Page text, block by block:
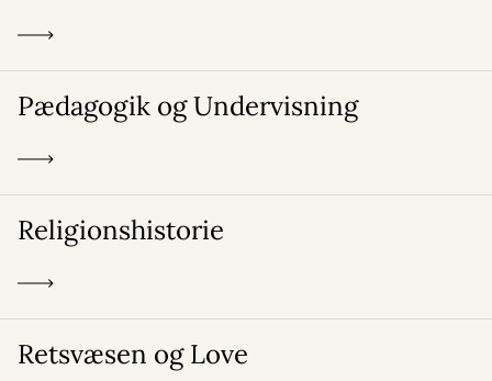
Pædagogik og Undervisning
Religionshistorie
Retsvæsen og Love